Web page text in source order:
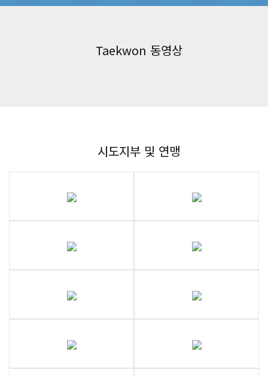
Taekwon 동영상
시도지부 및 연맹